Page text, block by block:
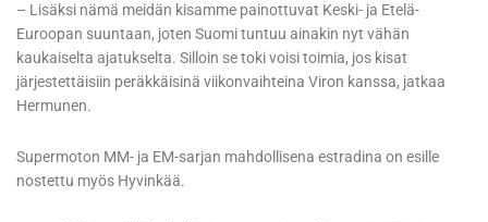
– Lisäksi nämä meidän kisamme painottuvat Keski- ja Etelä-
Euroopan suuntaan, joten Suomi tuntuu ainakin nyt vähän
kaukaiselta ajatukselta. Silloin se toki voisi toimia, jos kisat
järjestettäisiin peräkkäisinä viikonvaihteina Viron kanssa, jatkaa
Hermunen.
Supermoton MM- ja EM-sarjan mahdollisena estradina on esille
nostettu myös Hyvinkää.